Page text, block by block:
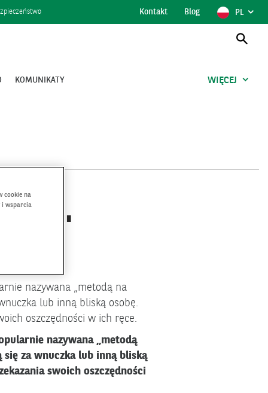
Kontakt Blog
POKAŻ
PL POLSKI
KOMUNIKATY WIĘCEJ
nazywana „metodą na
lub inną bliską osobę.
oszczędności w ich ręce.
nazywana „metodą
za wnuczka lub inną bliską
swoich oszczędności
cookie na
i wsparcia